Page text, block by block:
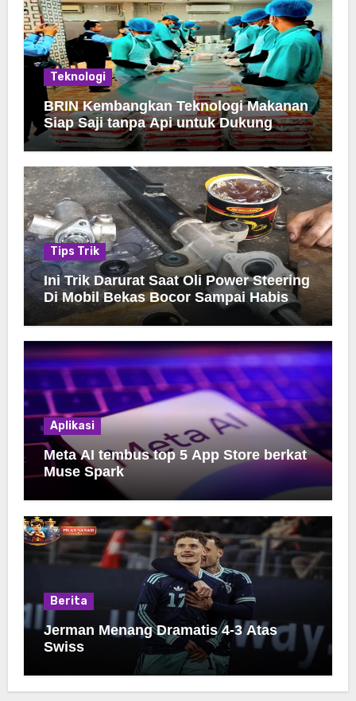
Teknologi
BRIN Kembangkan Teknologi Makanan
Siap Saji tanpa Api untuk Dukung
Jamah Haji
Tips Trik
Ini Trik Darurat Saat Oli Power Steering
Di Mobil Bekas Bocor Sampai Habis
Aplikasi
Meta AI tembus top 5 App Store berkat
Muse Spark
Berita
Jerman Menang Dramatis 4-3 Atas
Swiss